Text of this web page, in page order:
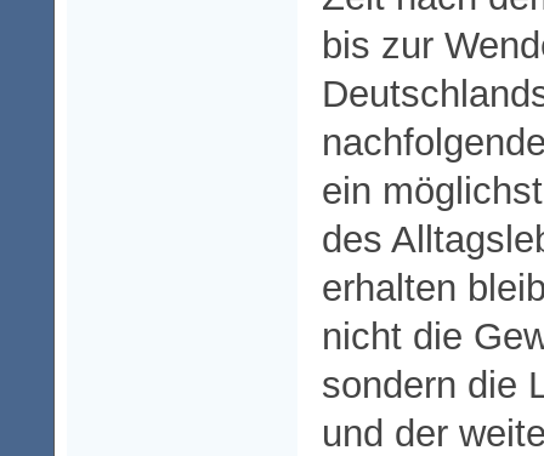
bis zur
ein
des
erhalten
nicht die
sondern die
und der